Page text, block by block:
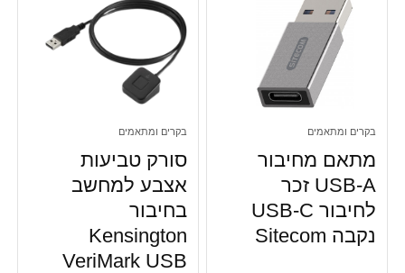
בקרים ומתאמים
מתאם מחיבור
USB-A זכר
לחיבור USB-C
נקבה Sitecom
בקרים ומתאמים
סורק טביעות
אצבע למחשב
בחיבור
Kensington
VeriMark USB